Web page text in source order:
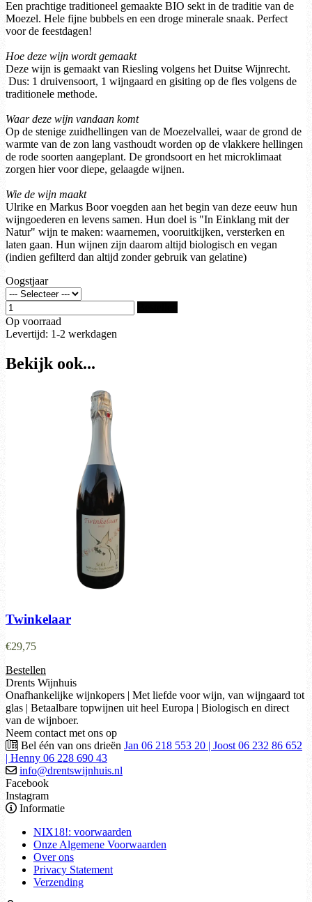
Een prachtige traditioneel gemaakte BIO sekt in de traditie van de
Moezel. Hele fijne bubbels en een droge minerale snaak. Perfect
voor de feestdagen!
Hoe deze wijn wordt gemaakt
Deze wijn is gemaakt van Riesling volgens het Duitse Wijnrecht.
Dus: 1 druivensoort, 1 wijngaard en gisiting op de fles volgens de
traditionele methode.
Waar deze wijn vandaan komt
Op de stenige zuidhellingen van de Moezelvallei, waar de grond de
warmte van de zon lang vasthoudt worden op de vlakkere hellingen
de rode soorten aangeplant. De grondsoort en het microklimaat
zorgen hier voor diepe, gelaagde wijnen.
Wie de wijn maakt
Ulrike en Markus Boor voegden aan het begin van deze eeuw hun
wijngoederen en levens samen. Hun doel is "In Einklang mit der
Natur" wijn te maken: waarnemen, vooruitkijken, versterken en
laten gaan. Hun wijnen zijn daarom altijd biologisch en vegan
(indien gefilterd dan altijd zonder gebruik van gelatine)
Oogstjaar
Op voorraad
Levertijd: 1-2 werkdagen
Bekijk ook...
Twinkelaar
€29,75
Bestellen
Drents Wijnhuis
Onafhankelijke wijnkopers | Met liefde voor wijn, van wijngaard tot
glas | Betaalbare topwijnen uit heel Europa | Biologisch en direct
van de wijnboer.
Neem contact met ons op
Bel één van ons drieën Jan 06 218 553 20 | Joost 06 232 86 652
| Henny 06 228 690 43
info@drentswijnhuis.nl
Facebook
Instagram
Informatie
NIX18!: voorwaarden
Onze Algemene Voorwaarden
Over ons
Privacy Statement
Verzending